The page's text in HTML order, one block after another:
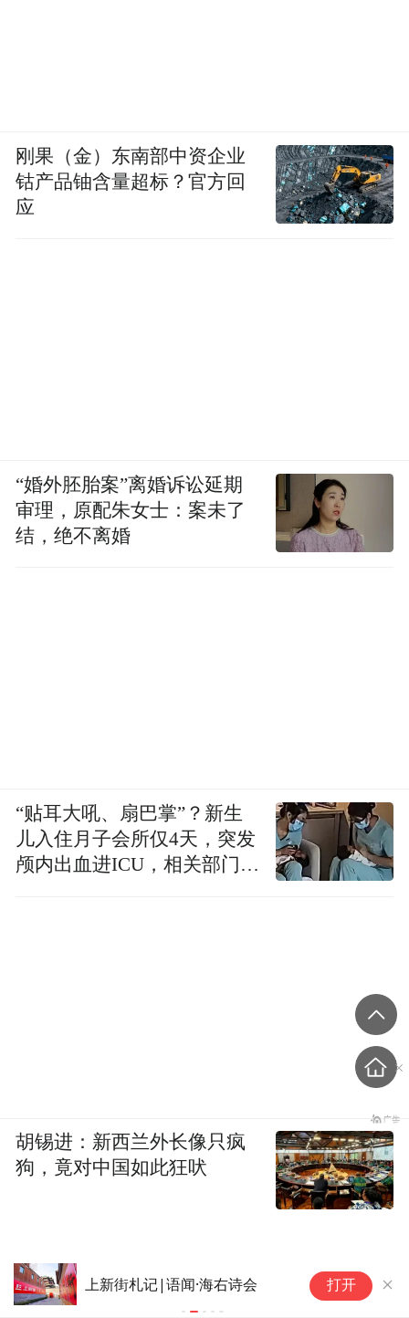
上新街札记|语闻·海右诗会 【夜听】活
打开
刚果（金）东南部中资企业
钴产品铀含量超标？官方回
应
“婚外胚胎案”离婚诉讼延期
审理，原配朱女士：案未了
结，绝不离婚
“贴耳大吼、扇巴掌”？新生
儿入住月子会所仅4天，突发
颅内出血进ICU，相关部门已
胡锡进：新西兰外长像只疯
狗，竟对中国如此狂吠